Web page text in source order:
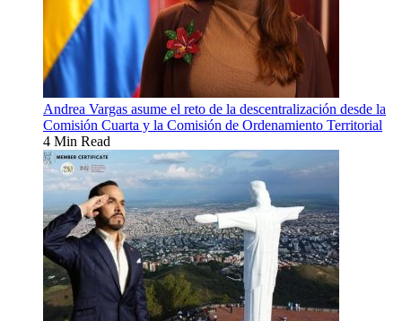
Andrea Vargas asume el reto de la descentralización desde la
Comisión Cuarta y la Comisión de Ordenamiento Territorial
4 Min Read